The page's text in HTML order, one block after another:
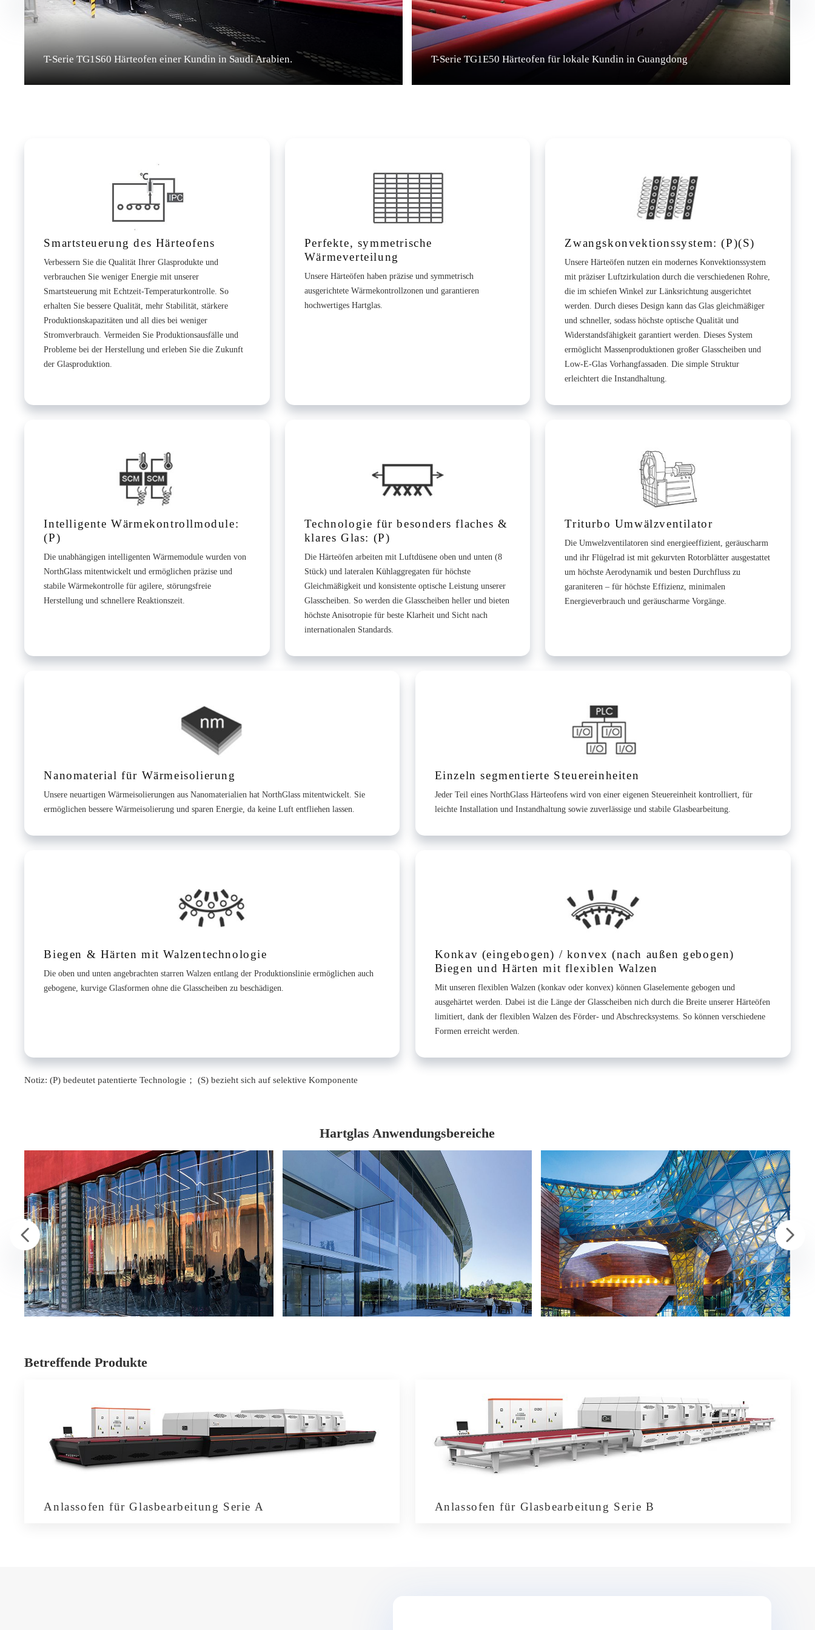
T-Serie TG1S60 Härteofen einer Kundin in Saudi Arabien. T-Serie TG1E50 Härteofen für lokale Kundin in Guangdong
Smartsteuerung des Härteofens
Verbessern Sie die Qualität Ihrer Glasprodukte und
verbrauchen Sie weniger Energie mit unserer
Smartsteuerung mit Echtzeit-Temperaturkontrolle. So
erhalten Sie bessere Qualität, mehr Stabilität, stärkere
Produktionskapazitäten und all dies bei weniger
Stromverbrauch. Vermeiden Sie Produktionsausfälle und
Probleme bei der Herstellung und erleben Sie die Zukunft
der Glasproduktion.
Perfekte, symmetrische
Wärmeverteilung
Unsere Härteöfen haben präzise und symmetrisch
ausgerichtete Wärmekontrollzonen und garantieren
hochwertiges Hartglas.
Zwangskonvektionssystem: (P)(S)
Unsere Härteöfen nutzen ein modernes Konvektionssystem
mit präziser Luftzirkulation durch die verschiedenen Rohre,
die im schiefen Winkel zur Länksrichtung ausgerichtet
werden. Durch dieses Design kann das Glas gleichmäßiger
und schneller, sodass höchste optische Qualität und
Widerstandsfähigkeit garantiert werden. Dieses System
ermöglicht Massenproduktionen großer Glasscheiben und
Low-E-Glas Vorhangfassaden. Die simple Struktur
erleichtert die Instandhaltung.
Intelligente Wärmekontrollmodule:
(P)
Die unabhängigen intelligenten Wärmemodule wurden von
NorthGlass mitentwickelt und ermöglichen präzise und
stabile Wärmekontrolle für agilere, störungsfreie
Herstellung und schnellere Reaktionszeit.
Technologie für besonders flaches &
klares Glas: (P)
Die Härteöfen arbeiten mit Luftdüsene oben und unten (8
Stück) und lateralen Kühlaggregaten für höchste
Gleichmäßigkeit und konsistente optische Leistung unserer
Glasscheiben. So werden die Glasscheiben heller und bieten
höchste Anisotropie für beste Klarheit und Sicht nach
internationalen Standards.
Triturbo Umwälzventilator
Die Umwelzventilatoren sind energieeffizient, geräuscharm
und ihr Flügelrad ist mit gekurvten Rotorblätter ausgestattet
um höchste Aerodynamik und besten Durchfluss zu
garaniteren – für höchste Effizienz, minimalen
Energieverbrauch und geräuscharme Vorgänge.
Nanomaterial für Wärmeisolierung
Unsere neuartigen Wärmeisolierungen aus Nanomaterialien hat NorthGlass mitentwickelt. Sie
ermöglichen bessere Wärmeisolierung und sparen Energie, da keine Luft entfliehen lassen.
Einzeln segmentierte Steuereinheiten
Jeder Teil eines NorthGlass Härteofens wird von einer eigenen Steuereinheit kontrolliert, für
leichte Installation und Instandhaltung sowie zuverlässige und stabile Glasbearbeitung.
Biegen & Härten mit Walzentechnologie
Die oben und unten angebrachten starren Walzen entlang der Produktionslinie ermöglichen auch
gebogene, kurvige Glasformen ohne die Glasscheiben zu beschädigen.
Konkav (eingebogen) / konvex (nach außen gebogen)
Biegen und Härten mit flexiblen Walzen
Mit unseren flexiblen Walzen (konkav oder konvex) können Glaselemente gebogen und
ausgehärtet werden. Dabei ist die Länge der Glasscheiben nich durch die Breite unserer Härteöfen
limitiert, dank der flexiblen Walzen des Förder- und Abschrecksystems. So können verschiedene
Formen erreicht werden.
Notiz: (P) bedeutet patentierte Technologie； (S) bezieht sich auf selektive Komponente
Hartglas Anwendungsbereiche
Betreffende Produkte
Anlassofen für Glasbearbeitung Serie A Anlassofen für Glasbearbeitung Serie B